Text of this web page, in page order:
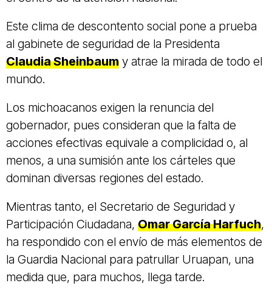
Este clima de descontento social pone a prueba
al gabinete de seguridad de la Presidenta
Claudia Sheinbaum y atrae la mirada de todo el
mundo.
Los michoacanos exigen la renuncia del
gobernador, pues consideran que la falta de
acciones efectivas equivale a complicidad o, al
menos, a una sumisión ante los cárteles que
dominan diversas regiones del estado.
Mientras tanto, el Secretario de Seguridad y
Participación Ciudadana, Omar García Harfuch,
ha respondido con el envío de más elementos de
la Guardia Nacional para patrullar Uruapan, una
medida que, para muchos, llega tarde.